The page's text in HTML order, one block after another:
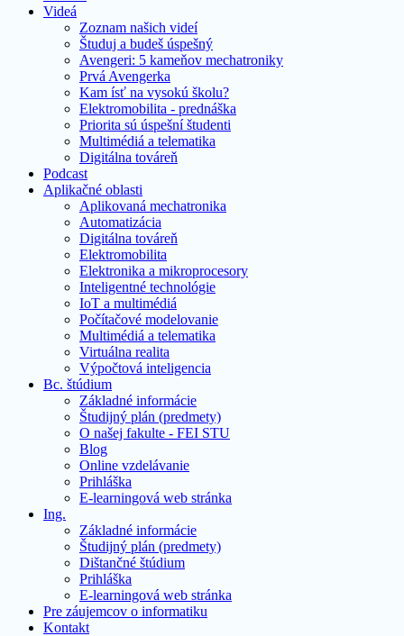
Videá
Zoznam našich videí
Študuj a budeš úspešný
Avengeri: 5 kameňov mechatroniky
Prvá Avengerka
Kam ísť na vysokú školu?
Elektromobilita - prednáška
Priorita sú úspešní študenti
Multimédiá a telematika
Digitálna továreň
Podcast
Aplikačné oblasti
Aplikovaná mechatronika
Automatizácia
Digitálna továreň
Elektromobilita
Elektronika a mikroprocesory
Inteligentné technológie
IoT a multimédiá
Počítačové modelovanie
Multimédiá a telematika
Virtuálna realita
Výpočtová inteligencia
Bc. štúdium
Základné informácie
Študijný plán (predmety)
O našej fakulte - FEI STU
Blog
Online vzdelávanie
Prihláška
E-learningová web stránka
Ing.
Základné informácie
Študijný plán (predmety)
Dištančné štúdium
Prihláška
E-learningová web stránka
Pre záujemcov o informatiku
Kontakt